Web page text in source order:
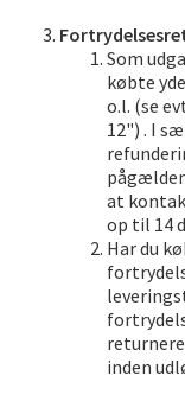
Som
købte
o.l. (se
12") . I
at
op til 14
Har du
inden